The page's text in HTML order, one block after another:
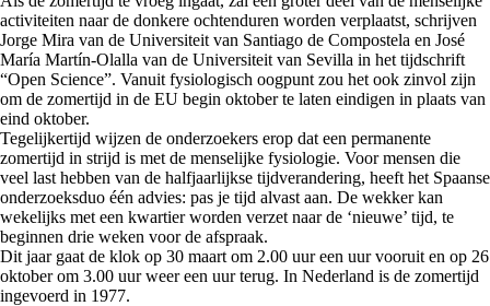
activiteiten naar de donkere ochtenduren worden verplaatst, schrijven
Jorge Mira van de Universiteit van Santiago de Compostela en José
María Martín-Olalla van de Universiteit van Sevilla in het tijdschrift
“Open Science”. Vanuit fysiologisch oogpunt zou het ook zinvol zijn
om de zomertijd in de EU begin oktober te laten eindigen in plaats van
eind oktober.
Tegelijkertijd wijzen de onderzoekers erop dat een permanente
zomertijd in strijd is met de menselijke fysiologie. Voor mensen die
veel last hebben van de halfjaarlijkse tijdverandering, heeft het Spaanse
onderzoeksduo één advies: pas je tijd alvast aan. De wekker kan
wekelijks met een kwartier worden verzet naar de ‘nieuwe’ tijd, te
beginnen drie weken voor de afspraak.
Dit jaar gaat de klok op 30 maart om 2.00 uur een uur vooruit en op 26
oktober om 3.00 uur weer een uur terug. In Nederland is de zomertijd
ingevoerd in 1977.